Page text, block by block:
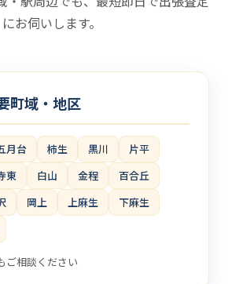
にお伺いします。
町域・地区
月台 柿生 黒川
片平
東 白山 金程
百合丘
岡上 上麻生
下麻生
ご相談ください